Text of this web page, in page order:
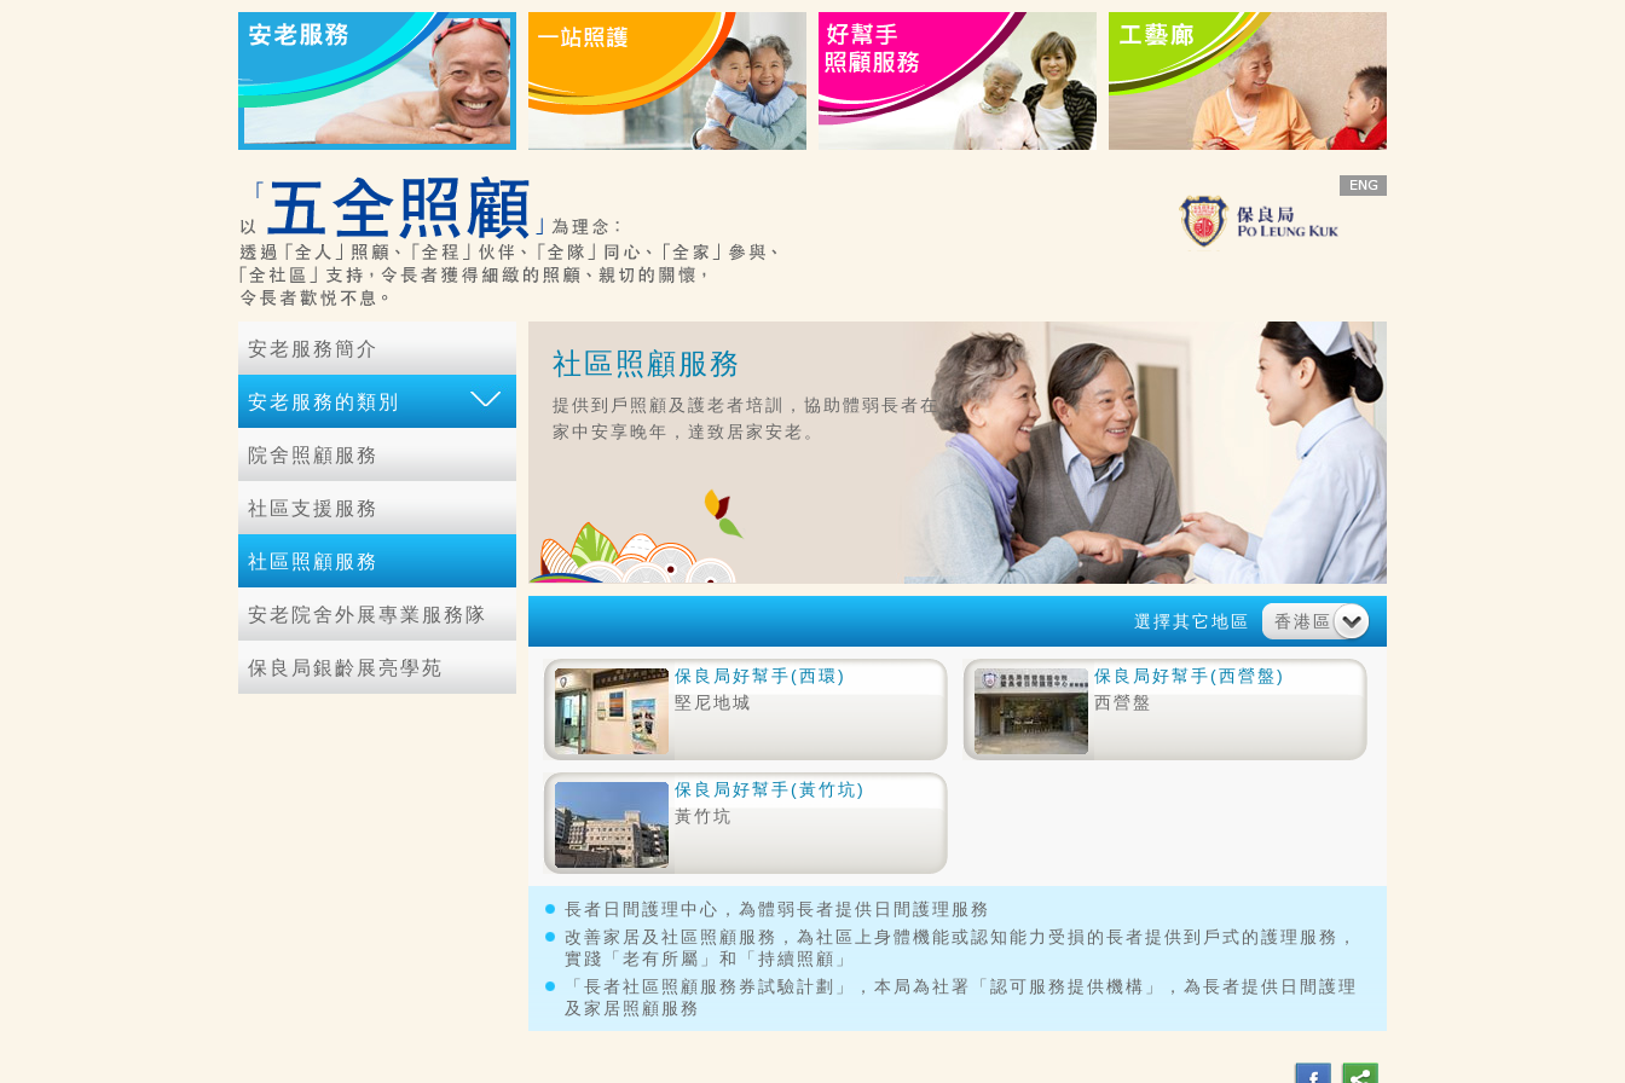
安老服務簡介
安老服務的類別
院舍照顧服務
社區支援服務
社區照顧服務
安老院舍外展專業服務隊
保良局銀齡展亮學苑
社區照顧服務
提供到戶照顧及護老者培訓，協助體弱長者在
家中安享晚年，達致居家安老。
選擇其它地區 香港區
香港區
保良局好幫手(西環)
堅尼地城
保良局好幫手(西營盤)
西營盤
保良局好幫手(黃竹坑)
黃竹坑
長者日間護理中心，為體弱長者提供日間護理服務
改善家居及社區照顧服務，為社區上身體機能或認知能力受損的長者提供到戶式的護理服務，
實踐「老有所屬」和「持續照顧」
「長者社區照顧服務券試驗計劃」，本局為社署「認可服務提供機構」，為長者提供日間護理
及家居照顧服務